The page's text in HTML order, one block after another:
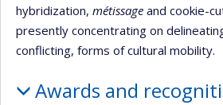
hybridization, métissage and cookie-
presently concentrating on
conflicting, forms of cultural mobility.
Awards and